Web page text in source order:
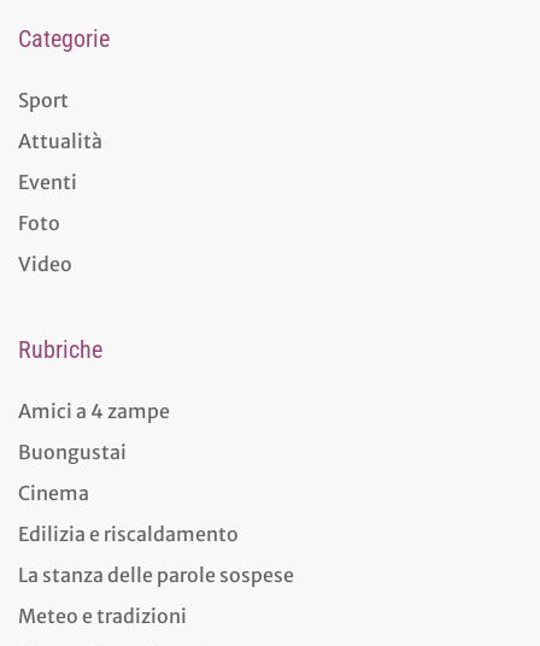
Categorie
Sport
Attualità
Eventi
Foto
Video
Rubriche
Amici a 4 zampe
Buongustai
Cinema
Edilizia e riscaldamento
La stanza delle parole sospese
Meteo e tradizioni